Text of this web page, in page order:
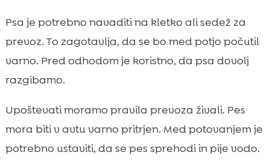
Psa je potrebno navaditi na kletko ali sedež za
prevoz. To zagotavlja, da se bo med potjo počutil
varno. Pred odhodom je koristno, da psa dovolj
razgibamo.
Upoštevati moramo pravila prevoza živali. Pes
mora biti v avtu varno pritrjen. Med potovanjem je
potrebno ustaviti, da se pes sprehodi in pije vodo.